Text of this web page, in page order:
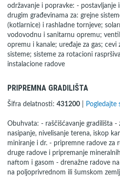
održavanje i popravke: - postavljanje
drugim građevinama za: grejne
(kotlarnice) i rashladne tornjeve;
vodovodnu i sanitarnu opremu;
opremu i kanale; uređaje za gas;
sisteme; sisteme za rotacioni
instalacione radove
PRIPREMNA GRADILIŠTA
Šifra delatnosti: 431200 Pogledajte
Obuhvata: - raščišćavanje gradilišta -
nasipanje, nivelisanje terena, iskop
miniranje i dr. - pripremne radove za
druge radove i pripremanje
naftom i gasom - drenažne radove
na poljoprivrednom ili šumskom